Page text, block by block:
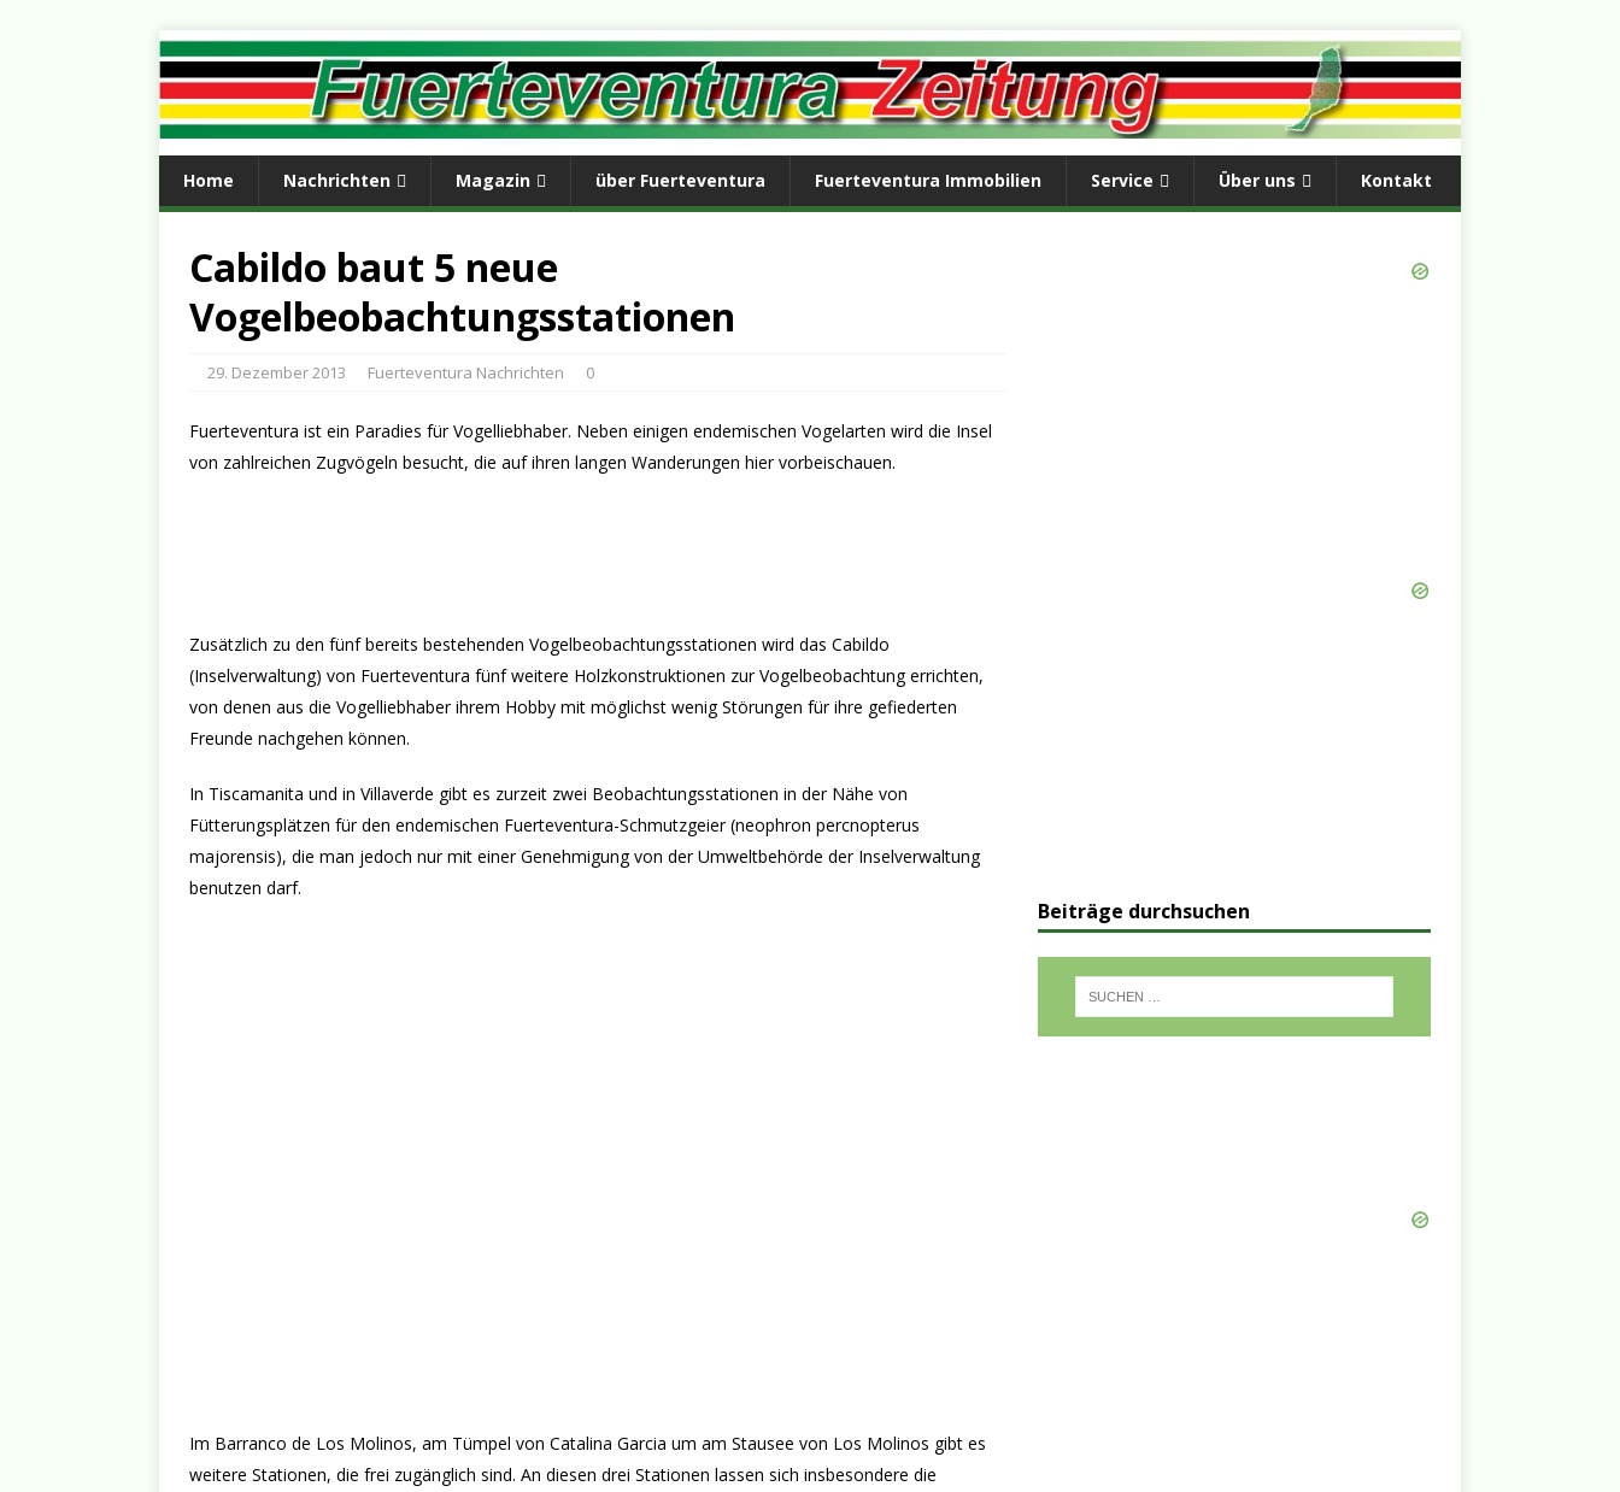
Home Nachrichten Magazin über Fuerteventura Fuerteventura Immobilien Service Über uns Kontakt
Cabildo baut 5 neue
Vogelbeobachtungsstationen
29. Dezember 2013 Fuerteventura Nachrichten 0
Fuerteventura ist ein Paradies für Vogelliebhaber. Neben einigen endemischen Vogelarten wird die Insel
von zahlreichen Zugvögeln besucht, die auf ihren langen Wanderungen hier vorbeischauen.
Zusätzlich zu den fünf bereits bestehenden Vogelbeobachtungsstationen wird das Cabildo
(Inselverwaltung) von Fuerteventura fünf weitere Holzkonstruktionen zur Vogelbeobachtung errichten,
von denen aus die Vogelliebhaber ihrem Hobby mit möglichst wenig Störungen für ihre gefiederten
Freunde nachgehen können.
In Tiscamanita und in Villaverde gibt es zurzeit zwei Beobachtungsstationen in der Nähe von
Fütterungsplätzen für den endemischen Fuerteventura-Schmutzgeier (neophron percnopterus
majorensis), die man jedoch nur mit einer Genehmigung von der Umweltbehörde der Inselverwaltung
benutzen darf.
Im Barranco de Los Molinos, am Tümpel von Catalina Garcia um am Stausee von Los Molinos gibt es
weitere Stationen, die frei zugänglich sind. An diesen drei Stationen lassen sich insbesondere die
Beiträge durchsuchen